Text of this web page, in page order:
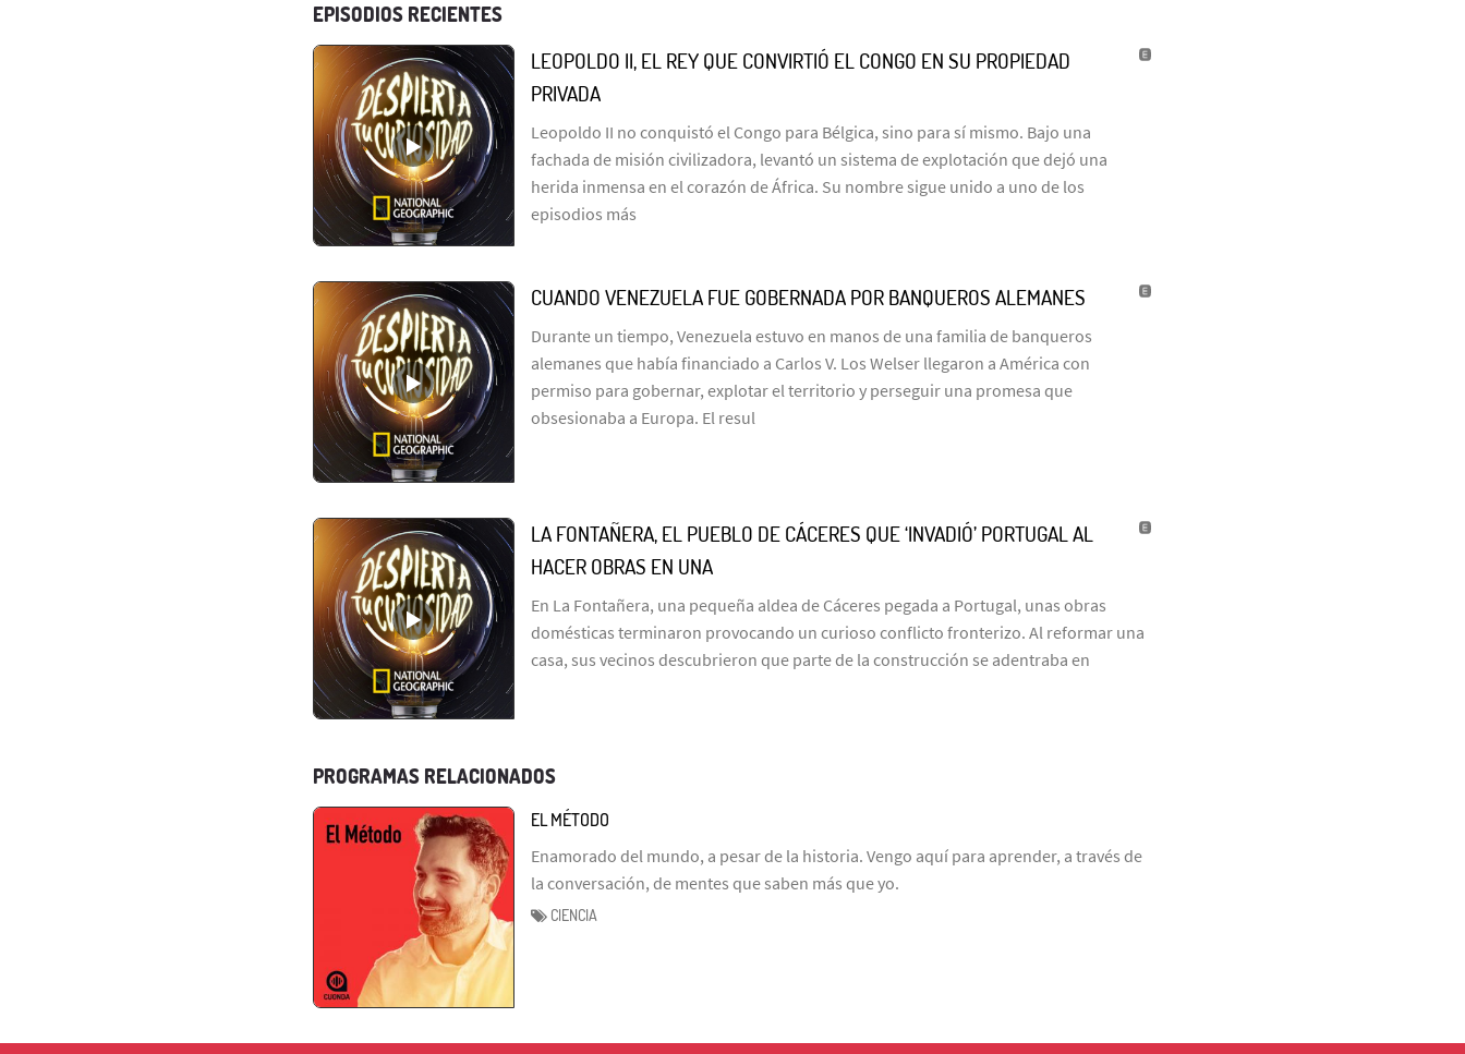
EPISODIOS RECIENTES
LEOPOLDO II, EL REY QUE CONVIRTIÓ EL CONGO EN SU PROPIEDAD
PRIVADA
Leopoldo II no conquistó el Congo para Bélgica, sino para sí mismo. Bajo una
fachada de misión civilizadora, levantó un sistema de explotación que dejó una
herida inmensa en el corazón de África. Su nombre sigue unido a uno de los
episodios más
CUANDO VENEZUELA FUE GOBERNADA POR BANQUEROS ALEMANES
Durante un tiempo, Venezuela estuvo en manos de una familia de banqueros
alemanes que había financiado a Carlos V. Los Welser llegaron a América con
permiso para gobernar, explotar el territorio y perseguir una promesa que
obsesionaba a Europa. El resul
LA FONTAÑERA, EL PUEBLO DE CÁCERES QUE ‘INVADIÓ’ PORTUGAL AL
HACER OBRAS EN UNA
En La Fontañera, una pequeña aldea de Cáceres pegada a Portugal, unas obras
domésticas terminaron provocando un curioso conflicto fronterizo. Al reformar una
casa, sus vecinos descubrieron que parte de la construcción se adentraba en
PROGRAMAS RELACIONADOS
EL MÉTODO
Enamorado del mundo, a pesar de la historia. Vengo aquí para aprender, a través de
la conversación, de mentes que saben más que yo.
CIENCIA